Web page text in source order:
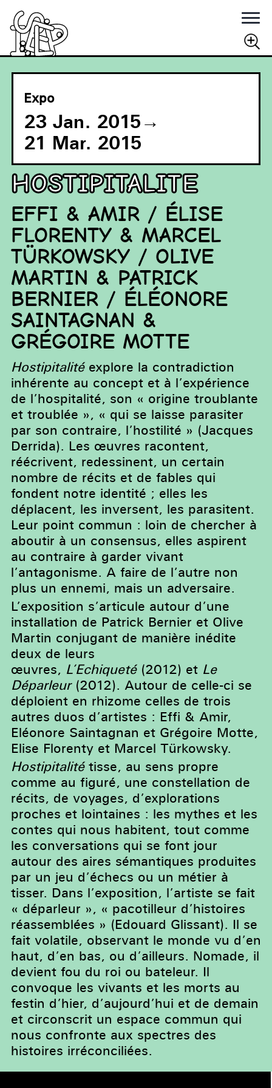
Expo
23 Jan. 2015→
21 Mar. 2015
HOSTIPITALITE
EFFI & AMIR / ÉLISE
FLORENTY & MARCEL
TÜRKOWSKY / OLIVE
MARTIN & PATRICK
BERNIER / ÉLÉONORE
SAINTAGNAN &
GRÉGOIRE MOTTE
Hostipitalitéexplore la contradiction
inhérente au concept et à l’expérience
de l’hospitalité, son « origine troublante
et troublée », « qui se laisse parasiter
par son contraire, l’hostilité » (Jacques
Derrida). Les œuvres racontent,
réécrivent, redessinent, un certain
nombre de récits et de fables qui
fondent notre identité ; elles les
déplacent, les inversent, les parasitent.
Leur point commun : loin de chercher à
aboutir à un consensus, elles aspirent
au contraire à garder vivant
l’antagonisme. A faire de l’autre non
plus un ennemi, mais un adversaire.
L’exposition s’articule autour d’une
installation de Patrick Bernier et Olive
Martin conjugant de manière inédite
deux de leurs
œuvres, L’Echiqueté(2012) et Le
Déparleur(2012). Autour de celle-ci se
déploient en rhizome celles de trois
autres duos d’artistes : Effi & Amir,
Eléonore Saintagnan et Grégoire Motte,
Elise Florenty et Marcel Türkowsky.
Hostipitalitétisse, au sens propre
comme au figuré, une constellation de
récits, de voyages, d’explorations
proches et lointaines : les mythes et les
contes qui nous habitent, tout comme
les conversations qui se font jour
autour des aires sémantiques produites
par un jeu d’échecs ou un métier à
tisser. Dans l’exposition, l’artiste se fait
« déparleur », « pacotilleur d’histoires
réassemblées » (Edouard Glissant). Il se
fait volatile, observant le monde vu d’en
haut, d’en bas, ou d’ailleurs. Nomade, il
devient fou du roi ou bateleur. Il
convoque les vivants et les morts au
festin d’hier, d’aujourd’hui et de demain
et circonscrit un espace commun qui
nous confronte aux spectres des
histoires irréconciliées.